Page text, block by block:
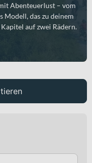
Abenteuerlust – vom
Modell, das zu deinem
auf zwei Rädern.